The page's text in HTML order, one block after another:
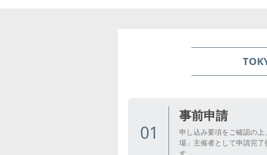
01
事前申請
申し込み要項をご確認の上、
場」主催者として申請完